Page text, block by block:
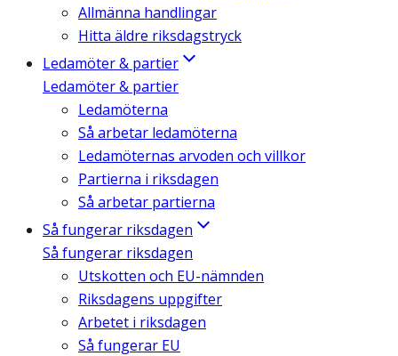
Allmänna handlingar
Hitta äldre riksdagstryck
Ledamöter & partier
Ledamöter & partier
Ledamöterna
Så arbetar ledamöterna
Ledamöternas arvoden och villkor
Partierna i riksdagen
Så arbetar partierna
Så fungerar riksdagen
Så fungerar riksdagen
Utskotten och EU-nämnden
Riksdagens uppgifter
Arbetet i riksdagen
Så fungerar EU